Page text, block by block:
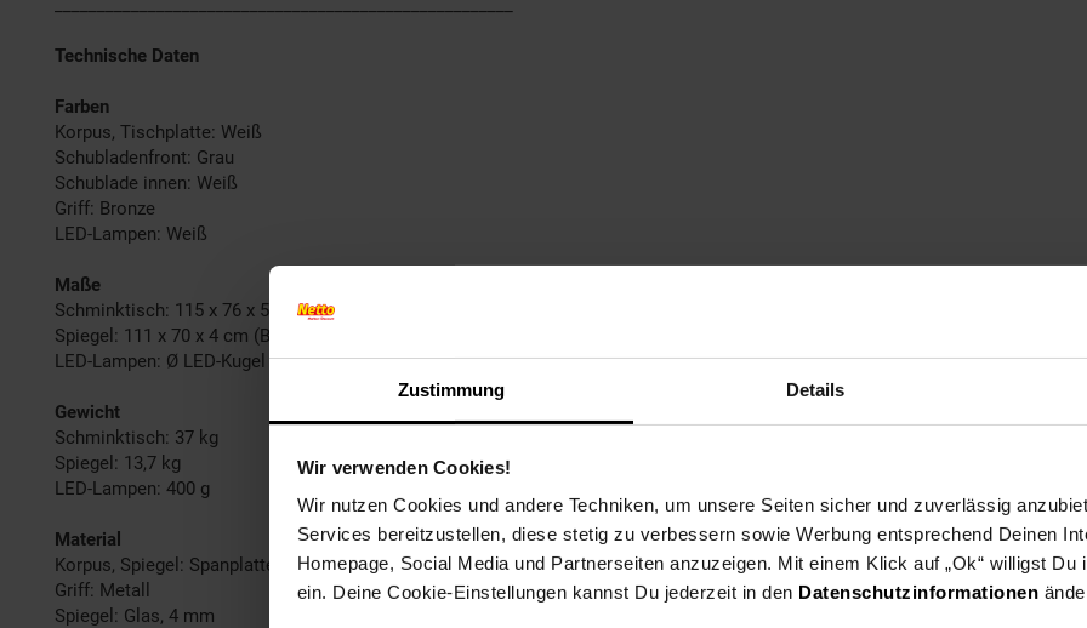
Zustimmung Details
Wir verwenden Cookies!
Wir nutzen Cookies und andere Techniken, um unsere Seiten sicher und zuverlässig
Services bereitzustellen, diese stetig zu verbessern sowie Werbung entsprechend Deinen
Homepage, Social Media und Partnerseiten anzuzeigen. Mit einem Klick auf „Ok“ willigst Du
ein. Deine Cookie-Einstellungen kannst Du jederzeit in den Datenschutzinformationen
Technische Daten
Farben
Korpus, Tischplatte: Weiß
Schubladenfront: Grau
Schublade innen: Weiß
Griff: Bronze
LED-Lampen: Weiß
Maße
Schminktisch: 115 x 76 x 55 cm (BxHxT)
Spiegel: 111 x 70 x 4 cm (BxHxT)
LED-Lampen: Ø LED-Kugel 5 cm, 400 cm Länge, Stromkabel: 120 cm
Gewicht
Schminktisch: 37 kg
Spiegel: 13,7 kg
LED-Lampen: 400 g
Material
Korpus, Spiegel: Spanplatte, 16 mm
Griff: Metall
Spiegel: Glas, 4 mm